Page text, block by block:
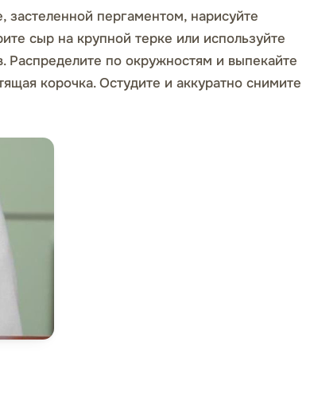
застеленной пергаментом, нарисуйте
сыр на крупной терке или используйте
Распределите по окружностям и выпекайте
корочка. Остудите и аккуратно снимите